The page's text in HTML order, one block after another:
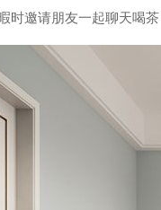
时邀请朋友一起聊天喝茶